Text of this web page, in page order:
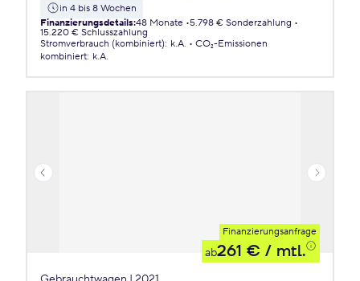
in 4 bis 8 Wochen
Finanzierungsdetails:48 Monate 5.798 € Sonderzahlung
15.220 € Schlusszahlung
Stromverbrauch (kombiniert): k.A.
CO₂-Emissionen
kombiniert: k.A.
Finanzierungsanfrage
ab261 € / mtl.